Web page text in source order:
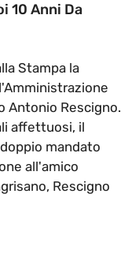
10 Anni Da
Stampa la
Antonio Rescigno.
affettuosi, il
mandato
all'amico
Rescigno